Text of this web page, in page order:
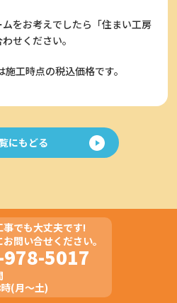
をお考えでしたら「住まい工房
せください。
施工時点の税込価格です。
にもどる
事でも大丈夫です!
問い合せください。
5017
(月～土)